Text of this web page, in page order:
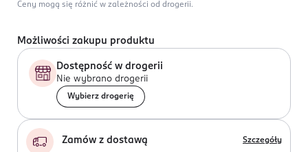
Ceny mogą się różnić w zależności od drogerii.
Możliwości zakupu produktu
Dostępność w drogerii
Nie wybrano drogerii
Wybierz drogerię
Zamów z dostawą Szczegóły